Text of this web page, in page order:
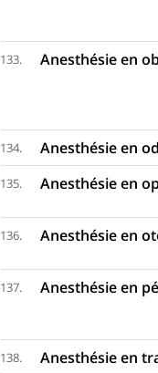
133. Anesthésie en
134. Anesthésie en
135. Anesthésie en
136. Anesthésie en
137. Anesthésie en
138. Anesthésie en